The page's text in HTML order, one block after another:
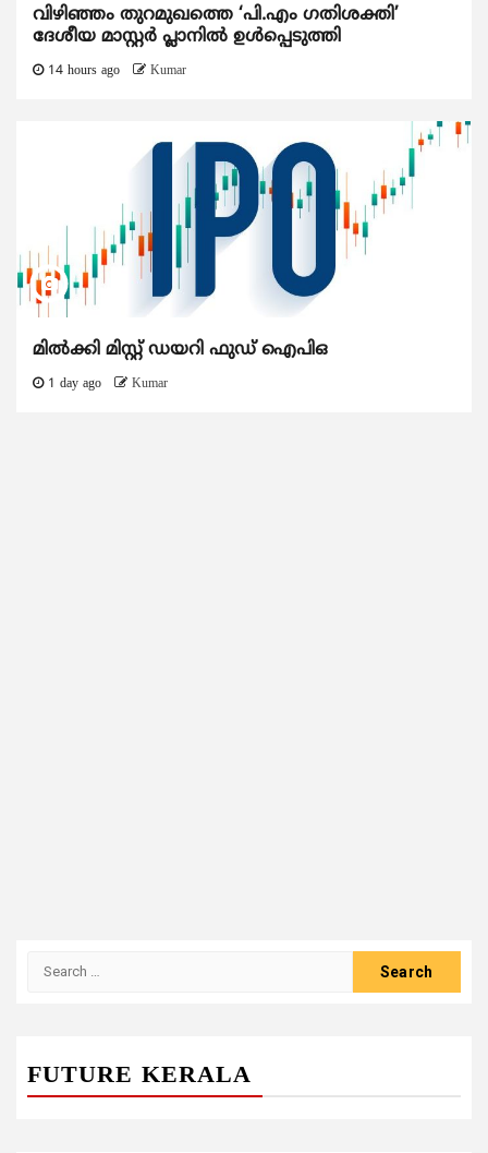
വിഴിഞ്ഞം തുറമുഖത്തെ ‘പി.എം ഗതിശക്തി’
ദേശീയ മാസ്റ്റർ പ്ലാനിൽ ഉൾപ്പെടുത്തി
14 hours ago Kumar
മിൽക്കി മിസ്റ്റ് ഡയറി ഫുഡ് ഐപിഒ
1 day ago Kumar
Search
FUTURE KERALA